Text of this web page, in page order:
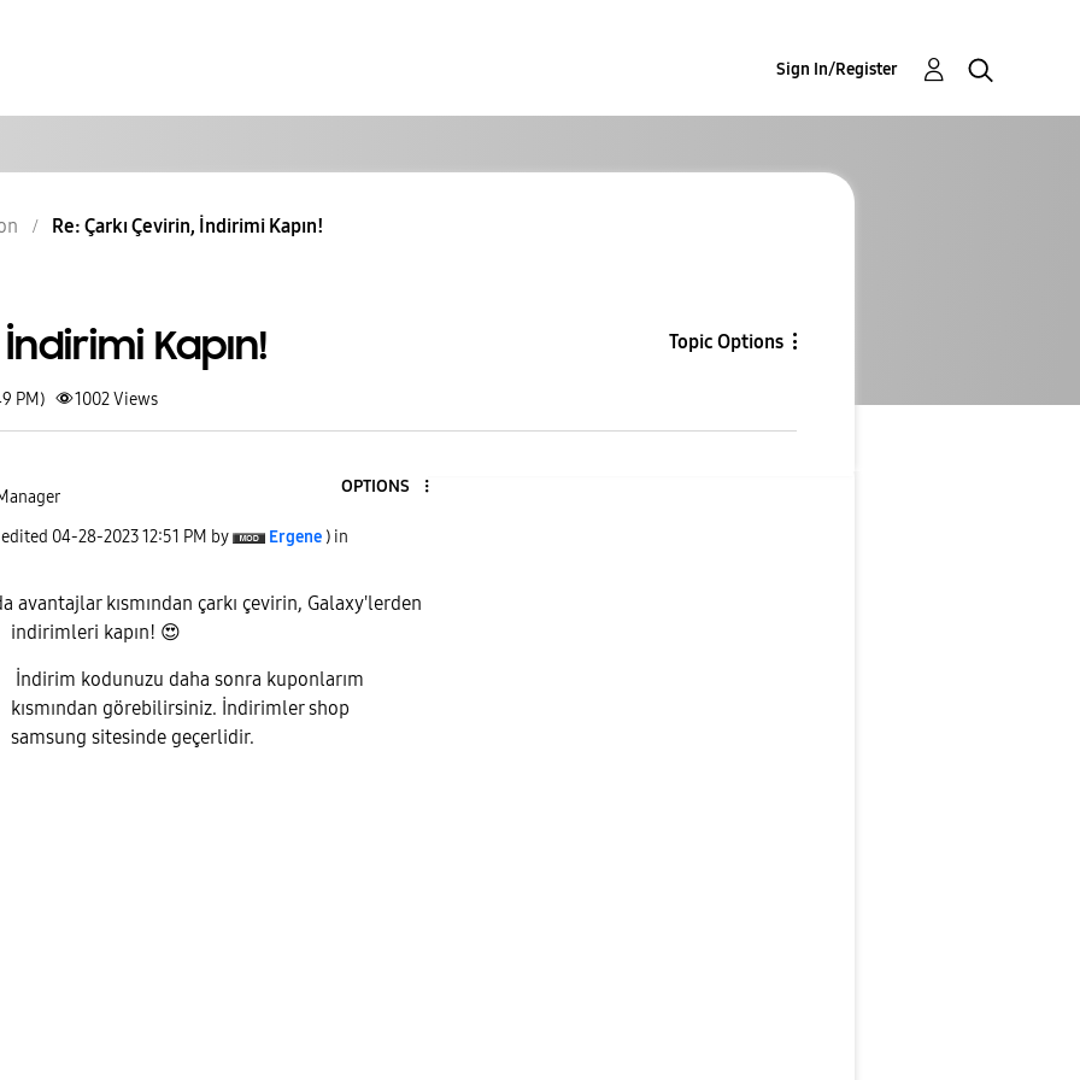
Sign In/Register
Re: Çarkı Çevirin, İndirimi Kapın!
Kapın! Topic Options
PM) 1002Views
OPTIONS
‎04-28-202312:51 PM by Ergene ) in
avantajlar kısmından çarkı çevirin, Galaxy'lerden
indirimleri kapın! 😍
İndirim kodunuzu daha sonra kuponlarım
kısmından görebilirsiniz. İndirimler shop
samsung sitesinde geçerlidir.